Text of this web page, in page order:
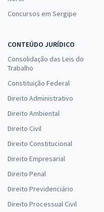
Concursos em Sergipe
CONTEÚDO JURÍDICO
Consolidação das Leis do
Trabalho
Constituição Federal
Direito Administrativo
Direito Ambiental
Direito Civil
Direito Constitucional
Direito Empresarial
Direito Penal
Direito Previdenciário
Direito Processual Civil